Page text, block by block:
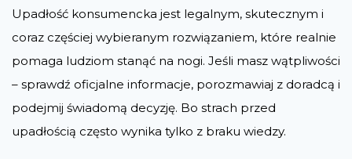
Upadłość konsumencka jest legalnym, skutecznym i
coraz częściej wybieranym rozwiązaniem, które realnie
pomaga ludziom stanąć na nogi. Jeśli masz wątpliwości
– sprawdź oficjalne informacje, porozmawiaj z doradcą i
podejmij świadomą decyzję. Bo strach przed
upadłością często wynika tylko z braku wiedzy.